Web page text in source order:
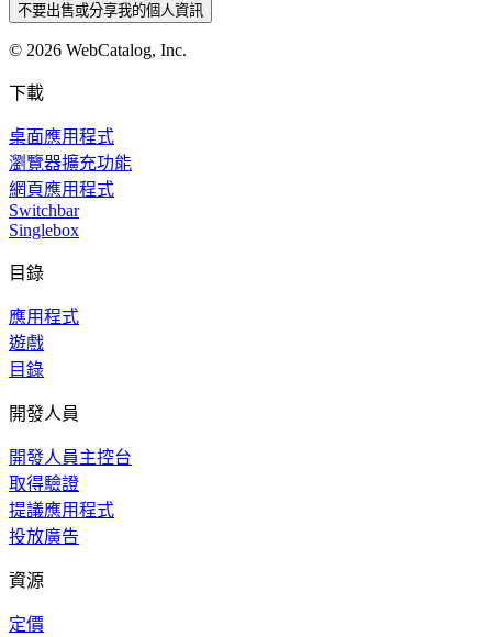
不要出售或分享我的個人資訊
© 2026 WebCatalog, Inc.
下載
桌面應用程式
瀏覽器擴充功能
網頁應用程式
Switchbar
Singlebox
目錄
應用程式
遊戲
目錄
開發人員
開發人員主控台
取得驗證
提議應用程式
投放廣告
資源
定價